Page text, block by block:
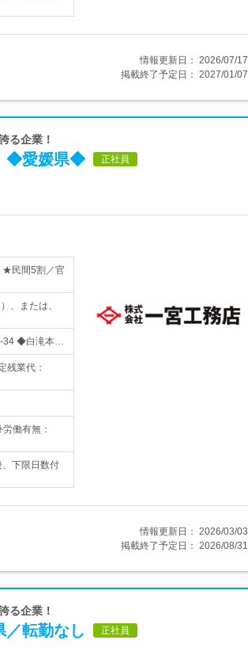
情報更新日： 2026/07/17
掲載終了予定日： 2027/01/07
る企業！
◆愛媛県◆ 正社員
★民間5割／官
、または、
34 ◆白滝本…
残業代：
働有無：
下限日数付
情報更新日： 2026/03/03
掲載終了予定日： 2026/08/31
る企業！
転勤なし 正社員